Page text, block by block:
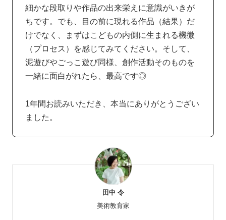
細かな段取りや作品の出来栄えに意識がいきが
ちです。でも、目の前に現れる作品（結果）だ
けでなく、まずはこどもの内側に生まれる機微
（プロセス）を感じてみてください。そして、
泥遊びやごっこ遊び同様、創作活動そのものを
一緒に面白がれたら、最高です◎
1年間お読みいただき、本当にありがとうござい
ました。
田中 令
美術教育家